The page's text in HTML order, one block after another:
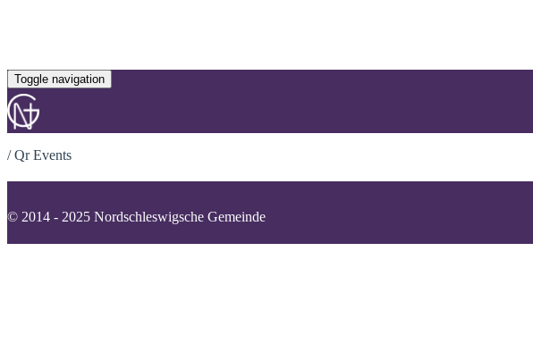
Toggle navigation
/Qr Events
© 2014 - 2025 Nordschleswigsche Gemeinde